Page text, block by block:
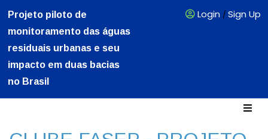
Projeto piloto de
monitoramento das águas
residuais urbanas e seu
impacto em duas bacias
no Brasil
Login / Sign Up